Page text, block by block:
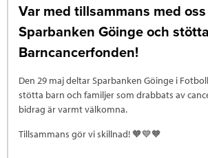
Var med tillsammans med
Sparbanken Göinge och stötta
Barncancerfonden!
Den 29 maj deltar Sparbanken Göinge i
stötta barn och familjer som drabbats av
bidrag är varmt välkomna.
Tillsammans gör vi skillnad! 🧡💙🧡